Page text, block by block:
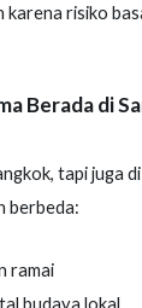
risiko
Berada di
tapi juga
berbeda:
ramai
budaya lokal